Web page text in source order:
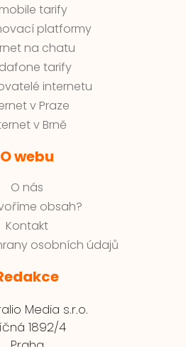
tarify
platformy
na chatu
tarify
internetu
v Praze
v Brně
O webu
O nás
obsah?
Kontakt
osobních údajů
Media s.r.o.
1892/4